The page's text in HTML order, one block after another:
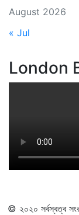
August 2026
« Jul
London
© ২০২০ সর্বস্বত্ব